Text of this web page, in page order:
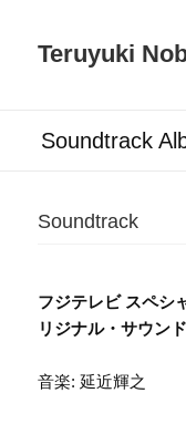
Teruyuki
Soundtrack
Soundtrack
フジテレビ スペシ
リジナル・サウン
音楽: 延近輝之